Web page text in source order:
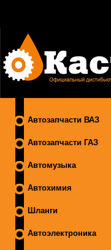
Автозапчасти ВАЗ
Автозапчасти ГАЗ
Автомузыка
Автохимия
Шланги
Автоэлектроника